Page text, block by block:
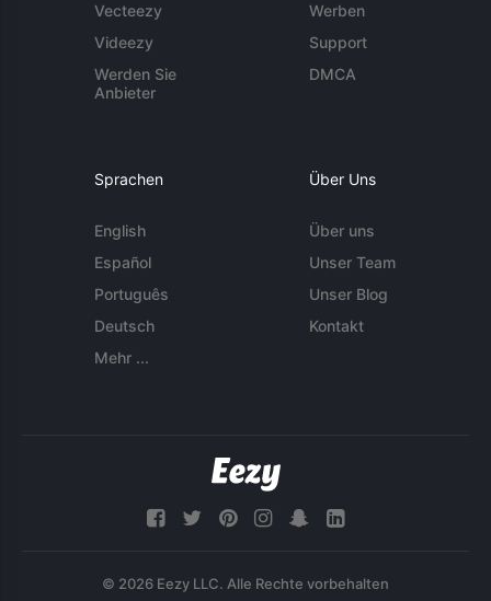
Vecteezy
Videezy
Werden Sie
Anbieter
Werben
Support
DMCA
Sprachen
English
Español
Português
Deutsch
Mehr ...
Über Uns
Über uns
Unser Team
Unser Blog
Kontakt
© 2026 Eezy LLC. Alle Rechte vorbehalten